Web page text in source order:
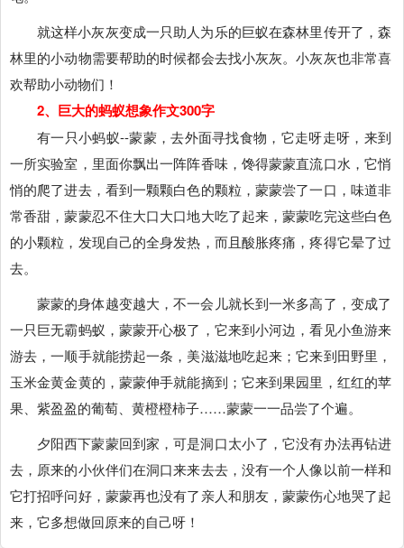
就这样小灰灰变成一只助人为乐的巨蚁在森林里传开了，森
林里的小动物需要帮助的时候都会去找小灰灰。小灰灰也非常喜
欢帮助小动物们！
2、巨大的蚂蚁想象作文300字
有一只小蚂蚁--蒙蒙，去外面寻找食物，它走呀走呀，来到
一所实验室，里面你飘出一阵阵香味，馋得蒙蒙直流口水，它悄
悄的爬了进去，看到一颗颗白色的颗粒，蒙蒙尝了一口，味道非
常香甜，蒙蒙忍不住大口大口地大吃了起来，蒙蒙吃完这些白色
的小颗粒，发现自己的全身发热，而且酸胀疼痛，疼得它晕了过
去。
蒙蒙的身体越变越大，不一会儿就长到一米多高了，变成了
一只巨无霸蚂蚁，蒙蒙开心极了，它来到小河边，看见小鱼游来
游去，一顺手就能捞起一条，美滋滋地吃起来；它来到田野里，
玉米金黄金黄的，蒙蒙伸手就能摘到；它来到果园里，红红的苹
果、紫盈盈的葡萄、黄橙橙柿子……蒙蒙一一品尝了个遍。
夕阳西下蒙蒙回到家，可是洞口太小了，它没有办法再钻进
去，原来的小伙伴们在洞口来来去去，没有一个人像以前一样和
它打招呼问好，蒙蒙再也没有了亲人和朋友，蒙蒙伤心地哭了起
来，它多想做回原来的自己呀！